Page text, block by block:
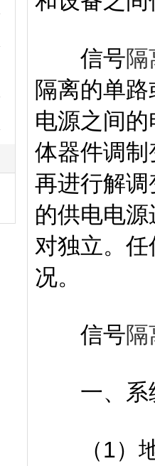
信号隔
隔离的单
电源之间
体器件调
再进行解
的供电电
对独立。
况。
信号隔
一、系
（1）地